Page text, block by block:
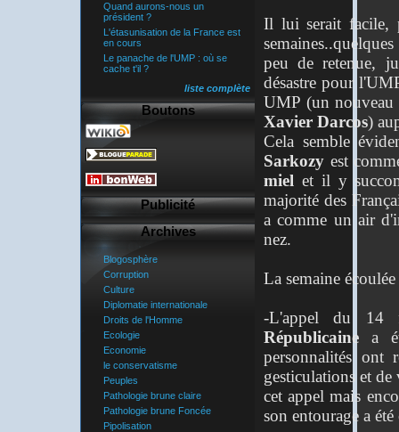
Quand aurons-nous un
président ?
L'étasunisation de la France est
en cours
Le panache de l'UMP : où se
cache t'il ?
liste complète
Boutons
Publicité
Archives
Blogosphère
Corruption
Culture
Diplomatie internationale
Droits de l'Homme
Ecologie
Economie
le conservatisme
Peuples
Pathologie brune claire
Pathologie brune Foncée
Pipolisation
Il lui serait facile,
peu de retenue,
désastre pour
UMP (un nouveau
Xavier Darcos)
Cela semble
Sarkozy est
miel et il y
majorité des
a comme un air
nez.
La semaine
-L'appel du 14
Républicaine a
personnalités
gesticulations et
cet appel mais
son entourage a